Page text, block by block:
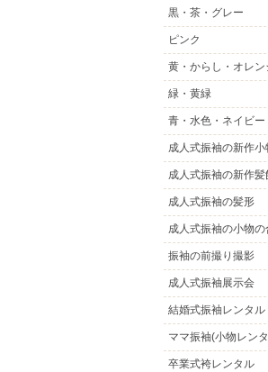
黒・茶・グレー
ピンク
黄・からし・オレン
緑・黄緑
青・水色・ネイビー
成人式振袖の新作小
成人式振袖の新作髪
成人式振袖の髪形
成人式振袖の小物
振袖の前撮り撮影
成人式振袖展示会
結婚式振袖レンタル
ママ振袖(小物レン
卒業式袴レンタル